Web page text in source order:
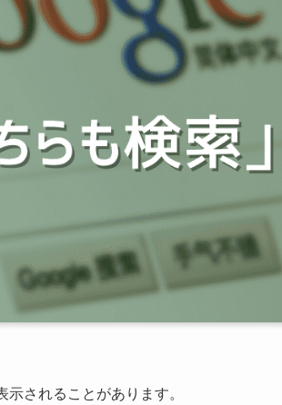
されることがあります。